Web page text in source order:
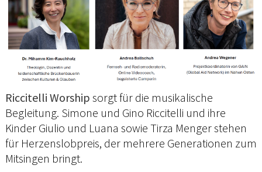
Riccitelli Worship sorgt für die musikalische
Begleitung. Simone und Gino Riccitelli und ihre
Kinder Giulio und Luana sowie Tirza Menger stehen
für Herzenslobpreis, der mehrere Generationen zum
Mitsingen bringt.